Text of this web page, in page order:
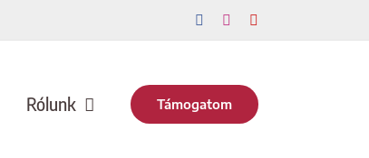
FacebookInstagram
Rólunk Támogatom